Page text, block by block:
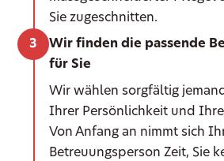
Sie zugeschnitten.
Wir finden die passende
für Sie
Wir wählen sorgfältig
Ihrer Persönlichkeit und
Von Anfang an nimmt sich
Betreuungsperson Zeit, Sie